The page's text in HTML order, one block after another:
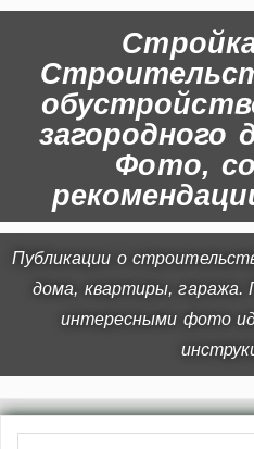
загородного
Фото,
Публикации о
дома, квартиры, гаража.
интересными фото